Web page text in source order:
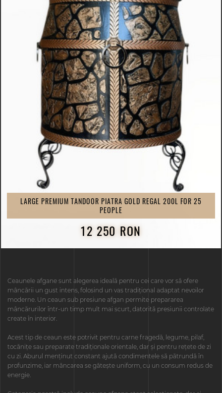
LARGE PREMIUM TANDOOR PIATRA GOLD REGAL 200L FOR 25
PEOPLE
12 250 RON
Ceaunele afgane sunt alegerea ideală pentru cei care vor să ofere
mâncării un gust intens, folosind un vas tradițional adaptat nevoilor
moderne. Un ceaun sub presiune afgan permite prepararea
mâncărurilor într-un timp mult mai scurt, datorită presiunii controlate
create în interior.
Acest tip de ceaun este potrivit pentru carne fragedă, legume, pilaf,
tocănițe sau preparate tradiționale orientale, dar și pentru rețete de zi
cu zi. Aburul menținut constant ajută condimentele să pătrundă în
profunzime, iar mâncarea se gătește uniform, cu un consum redus de
energie.